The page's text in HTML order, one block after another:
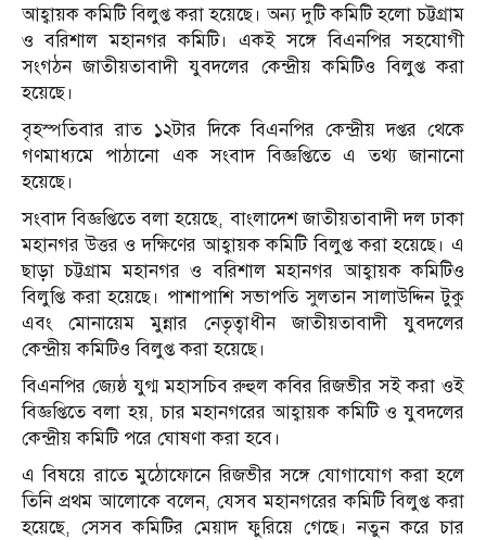
আহ্বায়ক কমিটি বিলুপ্ত করা হয়েছে। অন্য দুটি কমিটি হলো চট্টগ্রাম
ও বরিশাল মহানগর কমিটি। একই সঙ্গে বিএনপির সহযোগী
সংগঠন জাতীয়তাবাদী যুবদলের কেন্দ্রীয় কমিটিও বিলুপ্ত করা
হয়েছে।
বৃহস্পতিবার রাত ১২টার দিকে বিএনপির কেন্দ্রীয় দপ্তর থেকে
গণমাধ্যমে পাঠানো এক সংবাদ বিজ্ঞপ্তিতে এ তথ্য জানানো
হয়েছে।
সংবাদ বিজ্ঞপ্তিতে বলা হয়েছে, বাংলাদেশ জাতীয়তাবাদী দল ঢাকা
মহানগর উত্তর ও দক্ষিণের আহ্বায়ক কমিটি বিলুপ্ত করা হয়েছে। এ
ছাড়া চট্টগ্রাম মহানগর ও বরিশাল মহানগর আহ্বায়ক কমিটিও
বিলুপ্তি করা হয়েছে। পাশাপাশি সভাপতি সুলতান সালাউদ্দিন টুকু
এবং মোনায়েম মুন্নার নেতৃত্বাধীন জাতীয়তাবাদী যুবদলের
কেন্দ্রীয় কমিটিও বিলুপ্ত করা হয়েছে।
বিএনপির জ্যেষ্ঠ যুগ্ম মহাসচিব রুহুল কবির রিজভীর সই করা ওই
বিজ্ঞপ্তিতে বলা হয়, চার মহানগরের আহ্বায়ক কমিটি ও যুবদলের
কেন্দ্রীয় কমিটি পরে ঘোষণা করা হবে।
এ বিষয়ে রাতে মুঠোফোনে রিজভীর সঙ্গে যোগাযোগ করা হলে
তিনি প্রথম আলোকে বলেন, যেসব মহানগরের কমিটি বিলুপ্ত করা
হয়েছে, সেসব কমিটির মেয়াদ ফুরিয়ে গেছে। নতুন করে চার